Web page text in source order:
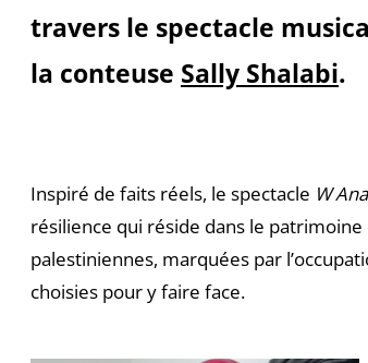
travers le spectacle
la conteuse Sally Shalabi.
Inspiré de faits réels, le spectacle W
résilience qui réside dans le
palestiniennes, marquées par
choisies pour y faire face.